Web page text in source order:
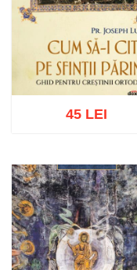
Adaugă în coș Wishlist
45 LEI